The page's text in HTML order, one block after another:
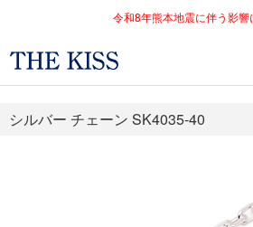
令和8年熊本地震に伴う影響
シルバー チェーン SK4035-40